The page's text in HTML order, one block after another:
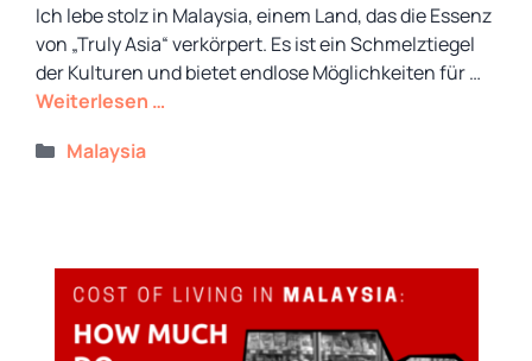
Ich lebe stolz in Malaysia, einem Land, das die Essenz
von „Truly Asia“ verkörpert. Es ist ein Schmelztiegel
der Kulturen und bietet endlose Möglichkeiten für …
Weiterlesen …
Kategorien
Malaysia